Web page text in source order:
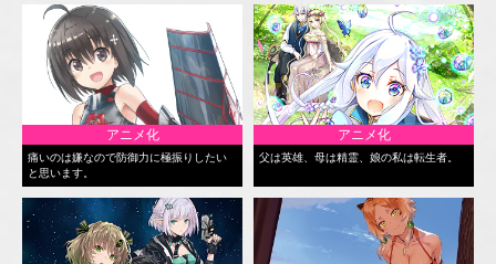
アニメ化
痛いのは嫌なので防御力に極振りしたい
と思います。
アニメ化
父は英雄、母は精霊、娘の私は転生者。